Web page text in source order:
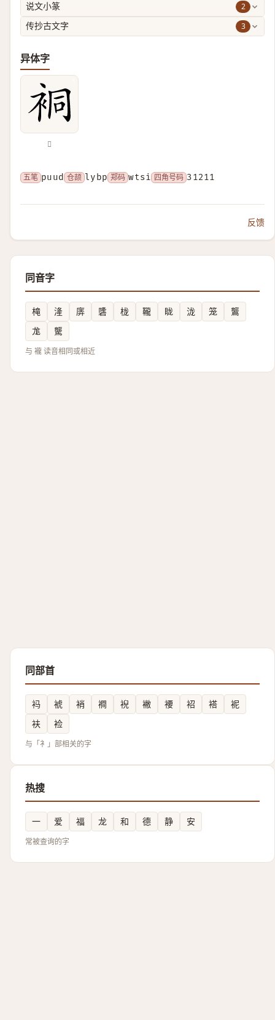
说文小篆 2
传抄古文字 3
异体字
𧙥
五笔 puud 仓颉 lybp 郑码 wtsi 四角号码 31211
反馈
同音字
槞 湰 㢅 䃧 栊 䪊 眬 泷 笼
鸗
尨
驡
与 襱 读音相同或相近
同部首
䘞 裭 䘯 襇 䘽 襒 䙅 袑 褡
䘦
衭
裣
与「衤」部相关的字
热搜
一 爱 福 龙 和 德 静 安
常被查询的字